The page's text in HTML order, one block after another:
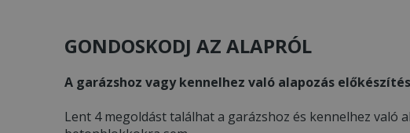
GONDOSKODJ AZ ALAPRÓL
A garázshoz vagy kennelhez való alapozás
Lent 4 megoldást találhat a garázshoz és kennelhez való